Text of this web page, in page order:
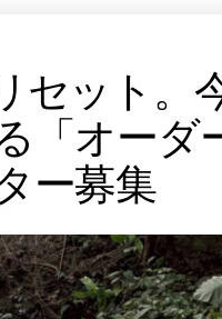
セット。
「オーダ
ー募集